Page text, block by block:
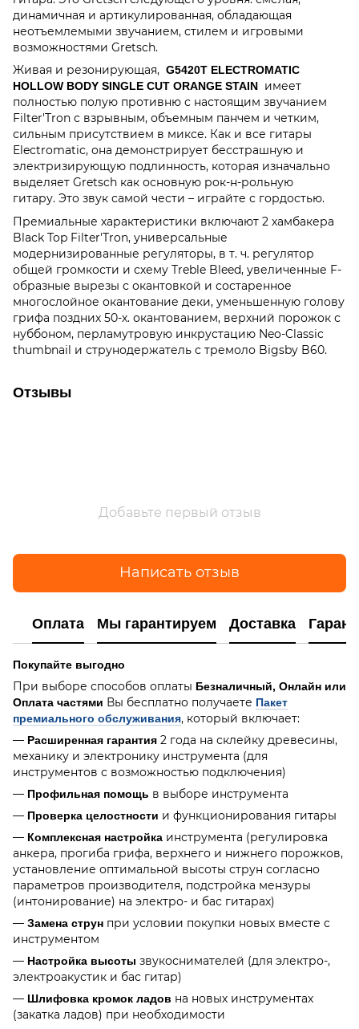
динамичная и артикулированная, обладающая
неотъемлемыми звучанием, стилем и игровыми
возможностями Gretsch.
Живая и резонирующая, G5420T ELECTROMATIC
HOLLOW BODY SINGLE CUT ORANGE STAIN имеет
полностью полую противню с настоящим звучанием
Filter'Tron с взрывным, объемным панчем и четким,
сильным присутствием в миксе. Как и все гитары
Electromatic, она демонстрирует бесстрашную и
электризирующую подлинность, которая изначально
выделяет Gretsch как основную рок-н-рольную
гитару. Это звук самой чести – играйте с гордостью.
Премиальные характеристики включают 2 хамбакера
Black Top Filter'Tron, универсальные
модернизированные регуляторы, в т. ч. регулятор
общей громкости и схему Treble Bleed, увеличенные F-
образные вырезы с окантовкой и состаренное
многослойное окантование деки, уменьшенную голову
грифа поздних 50-х. окантованием, верхний порожок с
нуббоном, перламутровую инкрустацию Neo-Classic
thumbnail и струнодержатель с тремоло Bigsby B60.
Отзывы
Добавьте первый отзыв
Написать отзыв
Оплата Мы гарантируем Доставка
Покупайте выгодно
При выборе способов оплаты Безналичный, Онлайн или
Оплата частями Вы бесплатно получаете Пакет
премиального обслуживания, который включает:
— Расширенная гарантия 2 года на склейку древесины,
механику и электронику инструмента (для
инструментов с возможностью подключения)
— Профильная помощь в выборе инструмента
— Проверка целостности и функционирования гитары
— Комплексная настройка инструмента (регулировка
анкера, прогиба грифа, верхнего и нижнего порожков,
установление оптимальной высоты струн согласно
параметров производителя, подстройка мензуры
(интонирование) на электро- и бас гитарах)
— Замена струн при условии покупки новых вместе с
инструментом
— Настройка высоты звукоснимателей (для электро-,
электроакустик и бас гитар)
— Шлифовка кромок ладов на новых инструментах
(закатка ладов) при необходимости